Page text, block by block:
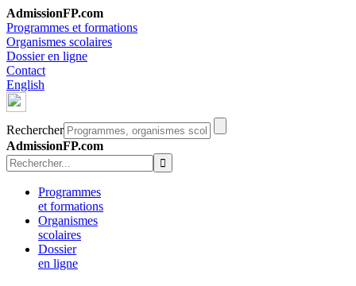
AdmissionFP.com
Programmes et formations
Organismes scolaires
Dossier en ligne
Contact
English
Rechercher
AdmissionFP.com
Programmes
et formations
Organismes
scolaires
Dossier
en ligne